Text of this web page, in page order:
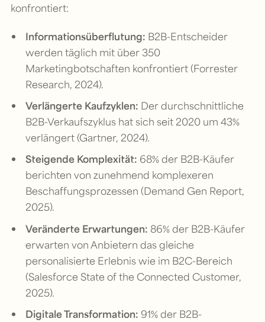
konfrontiert:
Informationsüberflutung: B2B-Entscheider
werden täglich mit über 350
Marketingbotschaften konfrontiert (Forrester
Research, 2024).
Verlängerte Kaufzyklen: Der durchschnittliche
B2B-Verkaufszyklus hat sich seit 2020 um 43%
verlängert (Gartner, 2024).
Steigende Komplexität: 68% der B2B-Käufer
berichten von zunehmend komplexeren
Beschaffungsprozessen (Demand Gen Report,
2025).
Veränderte Erwartungen: 86% der B2B-Käufer
erwarten von Anbietern das gleiche
personalisierte Erlebnis wie im B2C-Bereich
(Salesforce State of the Connected Customer,
2025).
Digitale Transformation: 91% der B2B-